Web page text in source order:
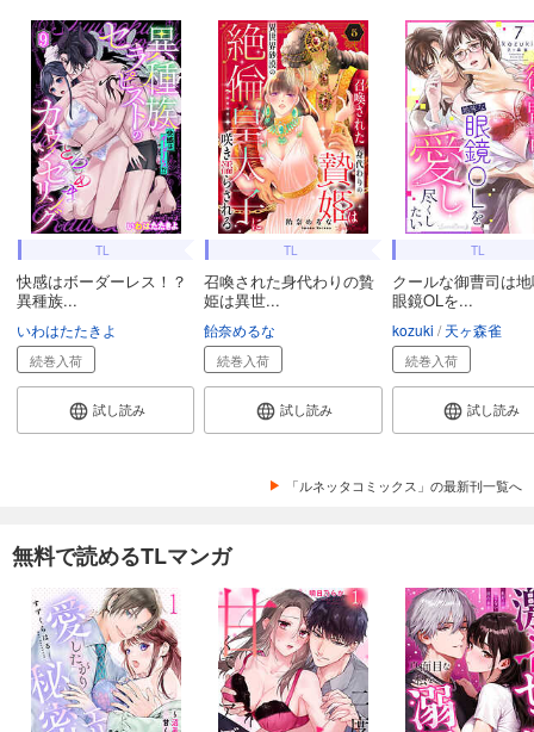
TL
快感はボーダーレス！？
異種族...
いわはたたきよ
続巻入荷
試し読み
TL
召喚された身代わりの贄
姫は異世...
飴奈めるな
続巻入荷
試し読み
TL
クールな御曹司は
眼鏡OLを...
kozuki 天ヶ森雀
続巻入荷
試し読み
「ルネッタコミックス」の最新刊一覧へ
無料で読めるTLマンガ